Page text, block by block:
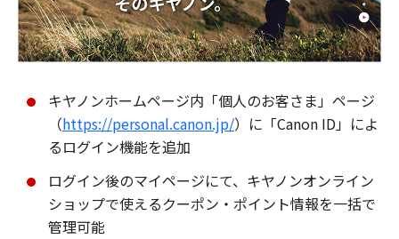
キヤノンホームページ内「個人のお客さま」ページ
（https://personal.canon.jp/）に「Canon ID」によ
るログイン機能を追加
ログイン後のマイページにて、キヤノンオンライン
ショップで使えるクーポン・ポイント情報を一括で
管理可能